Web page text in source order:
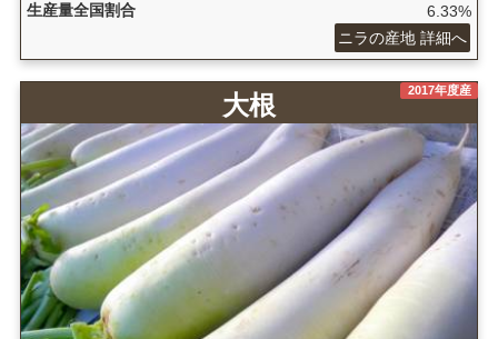
生産量全国割合
6.33%
ニラの産地 詳細へ
2017年度産
大根